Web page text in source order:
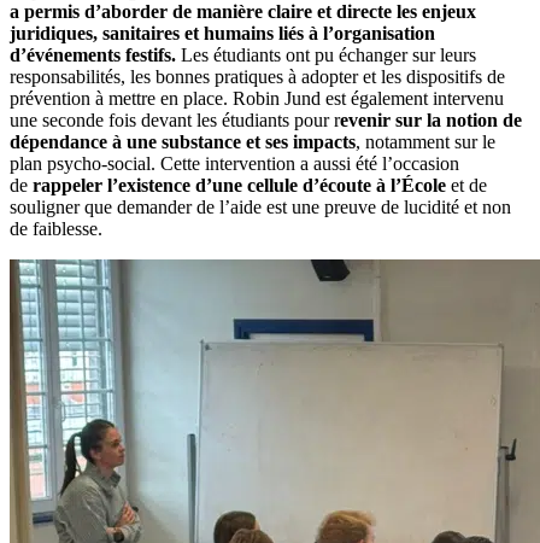
a permis d’aborder de manière claire et directe les enjeux
juridiques, sanitaires et humains liés à l’organisation
d’événements festifs. Les étudiants ont pu échanger sur leurs
responsabilités, les bonnes pratiques à adopter et les dispositifs de
prévention à mettre en place. Robin Jund est également intervenu
une seconde fois devant les étudiants pour revenir sur la notion de
dépendance à une substance et ses impacts, notamment sur le
plan psycho-social. Cette intervention a aussi été l’occasion
de rappeler l’existence d’une cellule d’écoute à l’École et de
souligner que demander de l’aide est une preuve de lucidité et non
de faiblesse.